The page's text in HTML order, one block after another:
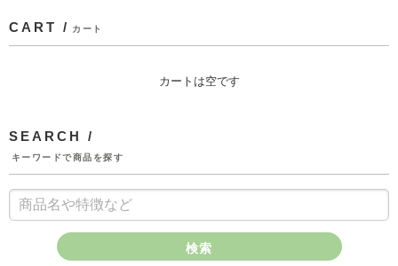
CART / カート
カートは空です
SEARCH /
キーワードで商品を探す
検索